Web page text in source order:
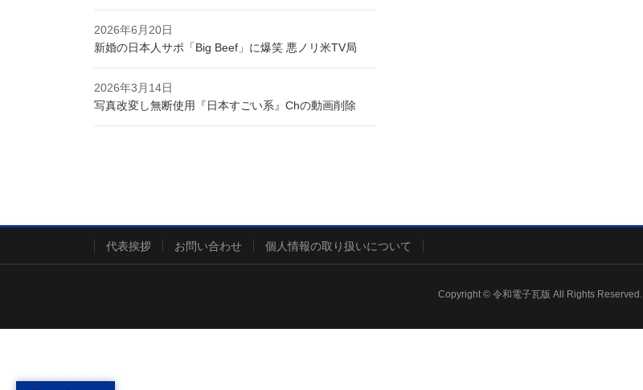
2026年6月20日
新婚の日本人サポ「Big Beef」に爆笑 悪ノリ米TV局
2026年3月14日
写真改変し無断使用『日本すごい系』Chの動画削除
代表挨拶 お問い合わせ 個人情報の取り扱いについて
Copyright © 令和電子瓦版 All Rights Reserved.